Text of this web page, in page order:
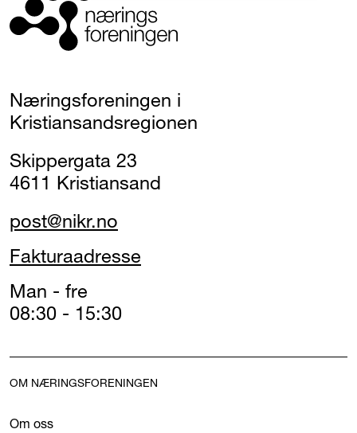
Næringsforeningen i
Kristiansandsregionen
Skippergata 23
4611 Kristiansand
post@nikr.no
Fakturaadresse
Man - fre
08:30 - 15:30
OM NÆRINGSFORENINGEN
Om oss